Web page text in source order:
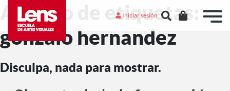
Iniciar sesión
Archivo de etiquetas:
gonzalo hernandez
Disculpa, nada para mostrar.